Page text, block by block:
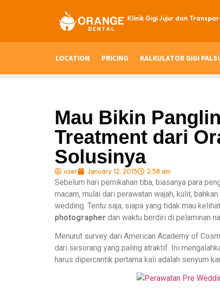
Klinik Gigi Jujur dan
LOCATION PRICING KALKULATOR GIGI
Mau Bikin
Treatment dari
Solusinya
user January 12, 2015 2:58 am
Sebelum hari pernikahan tiba, biasanya para
macam, mulai dari perawatan wajah, kulit,
wedding. Tentu saja, siapa yang tidak mau
photographer dan waktu berdiri di pelaminan
Menurut survey dari American Academy of
dari sesorang yang paling atraktif. Ini
harus dipercantik pertama kali adalah senyum